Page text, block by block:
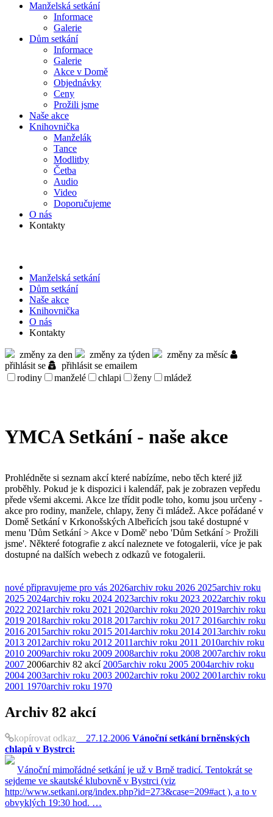
Manželská setkání
Informace
Galerie
Dům setkání
Informace
Galerie
Akce v Domě
Objed­návky
Ceny
Prožili jsme
Naše akce
Knihov­nička
Manželák
Tance
Modlitby
Četba
Audio
Video
Doporu­čujeme
O nás
Kontakty
Manželská setkání
Dům setkání
Naše akce
Knihov­nička
O nás
Kontakty
změny za den změny za týden
změny za měsíc
přihlásit se
přihlásit se emailem
rodiny
manželé chlapi ženy mládež
YMCA Setkání - naše akce
Prohlédněte si seznam akcí které nabízíme, nebo těch které již
proběhly. Pokud je k dispozici i kalendář, pak je zobrazen vepředu
přede všemi akcemi. Akce lze třídit podle toho, komu jsou určeny -
akce pro rodiny, manžele, chlapy, ženy či mládež. Akce pořádané v
Domě Setkání v Krkonošských Albeřicích jsou také dostupné v
menu 'Dům Setkání > Akce v Domě' nebo 'Dům Setkání > Prožili
jsme'. Některé fotografie z akcí naleznete ve fotogalerii, více je pak
dostupné na dalších webech z odkazů ve fotogalerii.
nové připravujeme pro vás 2026archiv roku 2026 2025archiv roku
2025 2024archiv roku 2024 2023archiv roku 2023 2022archiv roku
2022 2021archiv roku 2021 2020archiv roku 2020 2019archiv roku
2019 2018archiv roku 2018 2017archiv roku 2017 2016archiv roku
2016 2015archiv roku 2015 2014archiv roku 2014 2013archiv roku
2013 2012archiv roku 2012 2011archiv roku 2011 2010archiv roku
2010 2009archiv roku 2009 2008archiv roku 2008 2007archiv roku
2007 2006archiv 82 akcí 2005archiv roku 2005 2004archiv roku
2004 2003archiv roku 2003 2002archiv roku 2002 2001archiv roku
2001 1970archiv roku 1970
Archiv 82 akcí
kopírovat odkaz 27.12.2006 Vánoční setkání brněnských
chlapů v Bystrci:
Vánoční mimořádné setkání je už v Brně tradicí. Tentokrát se
sejdeme ve skautské klubovně v Bystrci (viz
http://www.setkani.org/index.php?id=273&case=209#act ), a to v
obvyklých 19:30 hod. …